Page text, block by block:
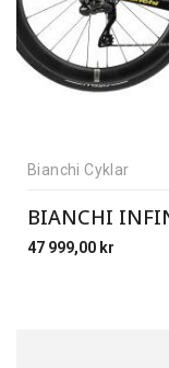
Bianchi Cyklar
BIANCHI
47 999,00 kr